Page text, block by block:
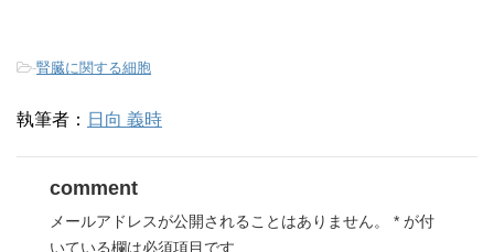
-腎臓に関する細胞
執筆者： 日向 義時
comment
メールアドレスが公開されることはありません。 * が付
いている欄は必須項目です